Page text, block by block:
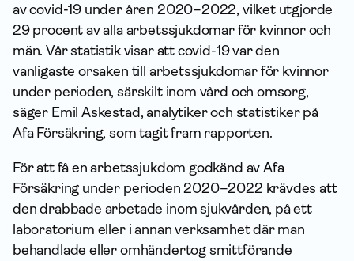
av covid-19 under åren 2020–2022, vilket utgjorde
29 procent av alla arbetssjukdomar för kvinnor och
män. Vår statistik visar att covid-19 var den
vanligaste orsaken till arbetssjukdomar för kvinnor
under perioden, särskilt inom vård och omsorg,
säger Emil Askestad, analytiker och statistiker på
Afa Försäkring, som tagit fram rapporten.
För att få en arbetssjukdom godkänd av Afa
Försäkring under perioden 2020–2022 krävdes att
den drabbade arbetade inom sjukvården, på ett
laboratorium eller i annan verksamhet där man
behandlade eller omhändertog smittförande